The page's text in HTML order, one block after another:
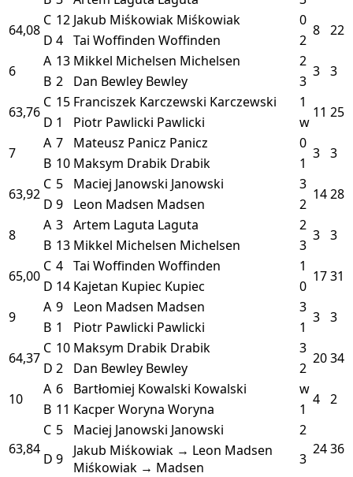
64,08
C 12 Jakub Miśkowiak Miśkowiak 0
8 22
D 4 Tai Woffinden Woffinden
2
6
A 13 Mikkel Michelsen Michelsen 2
3 3
B 2 Dan Bewley Bewley
3
63,76
C 15 Franciszek Karczewski Karczewski 1
11 25
D 1 Piotr Pawlicki Pawlicki
w
7
A 7 Mateusz Panicz Panicz 0
3 3
B 10 Maksym Drabik Drabik
1
63,92
C 5 Maciej Janowski Janowski 3
1428
D 9 Leon Madsen Madsen
2
8
A 3 Artem Laguta Laguta 2
3 3
B 13 Mikkel Michelsen Michelsen
3
65,00
C 4 Tai Woffinden Woffinden 1
1731
D 14 Kajetan Kupiec Kupiec
0
9
A 9 Leon Madsen Madsen 3
3 3
B 1 Piotr Pawlicki Pawlicki
1
64,37
C 10 Maksym Drabik Drabik 3
2034
D 2 Dan Bewley Bewley
2
10
A 6 Bartłomiej Kowalski Kowalski w
4 2
B 11 Kacper Woryna Woryna 1
63,84
C 5 Maciej Janowski Janowski
2
2436
D 9
Jakub Miśkowiak → Leon Madsen
Miśkowiak → Madsen
3